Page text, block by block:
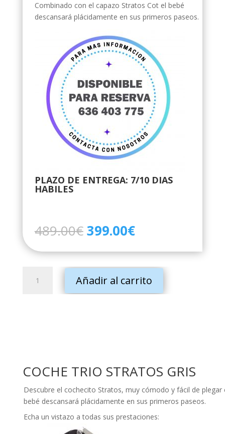
Combinado con el capazo Stratos Cot el bebé
descansará plácidamente en sus primeros paseos.
PLAZO DE ENTREGA: 7/10 DIAS
HABILES
489.00€ El
precio
original
era:
489.00€.
399.00€El
precio
actual
es:
399.00€.
TRIO
Añadir al carrito
COCHE TRIO STRATOS GRIS
Descubre el cochecito Stratos, muy cómodo y fácil de
bebé descansará plácidamente en sus primeros paseos.
Echa un vistazo a todas sus prestaciones: